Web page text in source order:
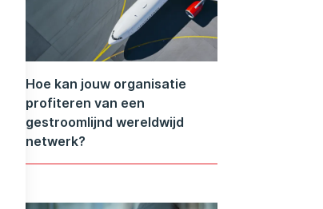
Hoe kan jouw organisatie
profiteren van een
gestroomlijnd wereldwijd
netwerk?